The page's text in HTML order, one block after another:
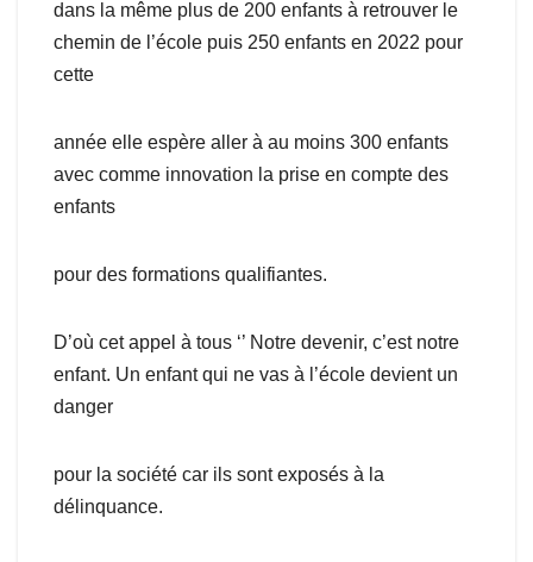
dans la même plus de 200 enfants à retrouver le
chemin de l’école puis 250 enfants en 2022 pour
cette
année elle espère aller à au moins 300 enfants
avec comme innovation la prise en compte des
enfants
pour des formations qualifiantes.
D’où cet appel à tous ‘’ Notre devenir, c’est notre
enfant. Un enfant qui ne vas à l’école devient un
danger
pour la société car ils sont exposés à la
délinquance.